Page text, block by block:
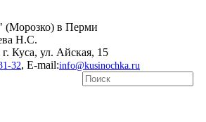
(Морозко) в Перми
Н.С.
Куса, ул. Айская, 15
32, E-mail:info@kusinochka.ru